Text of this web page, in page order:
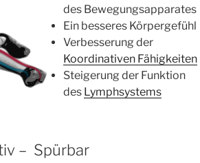
des Bewegungsapparates
Ein besseres Körpergefühl
Verbesserung der
Koordinativen Fähigkeiten
Steigerung der Funktion
des Lymphsystems
– Spürbar